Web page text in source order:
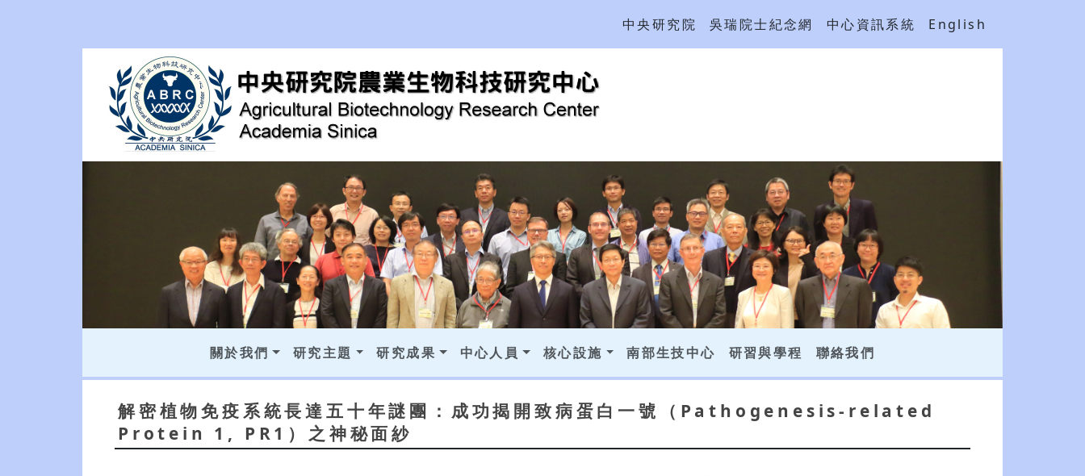
中央研究院 吳瑞院士紀念網 中心資訊系統 English
關於我們 研究主題 研究成果 中心人員 核心設施 南部生技中心 研習與學程 聯絡我們
解密植物免疫系統長達五十年謎團：成功揭開致病蛋白一號（Pathogenesis-related
Protein 1, PR1）之神秘面紗